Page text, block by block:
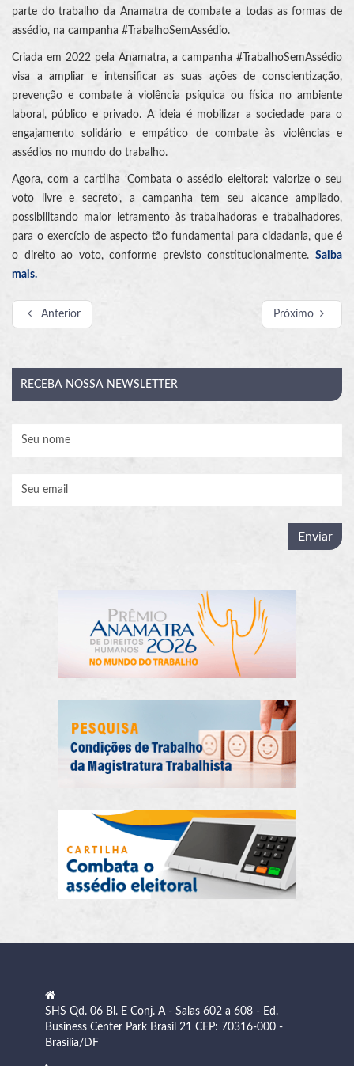
parte do trabalho da Anamatra de combate a todas as formas de
assédio, na campanha #TrabalhoSemAssédio.
Criada em 2022 pela Anamatra, a campanha #TrabalhoSemAssédio
visa a ampliar e intensificar as suas ações de conscientização,
prevenção e combate à violência psíquica ou física no ambiente
laboral, público e privado. A ideia é mobilizar a sociedade para o
engajamento solidário e empático de combate às violências e
assédios no mundo do trabalho.
Agora, com a cartilha ‘Combata o assédio eleitoral: valorize o seu
voto livre e secreto’, a campanha tem seu alcance ampliado,
possibilitando maior letramento às trabalhadoras e trabalhadores,
para o exercício de aspecto tão fundamental para cidadania, que é
o direito ao voto, conforme previsto constitucionalmente. Saiba
mais.
Anterior Próximo
RECEBA NOSSA NEWSLETTER
SHS Qd. 06 Bl. E Conj. A - Salas 602 a 608 - Ed.
Business Center Park Brasil 21 CEP: 70316-000 -
Brasília/DF